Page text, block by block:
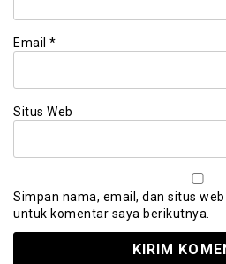
Email *
Situs Web
Simpan nama, email, dan situs
untuk komentar saya berikutnya.